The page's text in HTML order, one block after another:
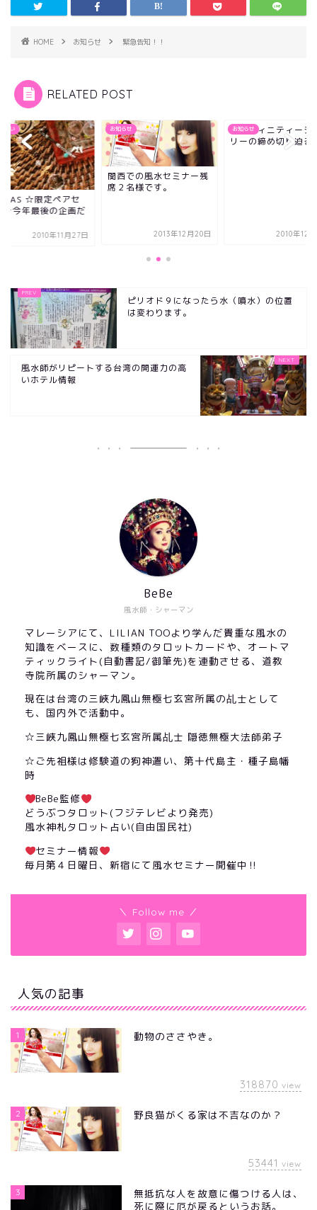
HOME お知らせ 緊急告知！！
RELATED POST
ない
☆限定ペアセ
☆今年最後の企画だ
2010年11月27日
お知らせ
関西での風水セミナー残
席２名様です。
2013年12月20日
お知らせ
インフィニティージ
リーの締め切り迫る
2010年12
ピリオド９になったら水（噴水）の位置
は変わります。
風水師がリピートする台湾の開運力の高
いホテル情報
風水師・シャーマン
BeBe
マレーシアにて、LILIAN TOOより学んだ貴重な風水の
知識をベースに、数種類のタロットカードや、オートマ
ティックライト(自動書記/御筆先)を連動させる、道教
寺院所属のシャーマン。
現在は台湾の三峽九鳳山無極七玄宮所属の乩士として
も、国内外で活動中。
☆三峽九鳳山無極七玄宮所属乩士 隠徳無極大法師弟子
☆ご先祖様は修験道の狗神遣い、第十代島主・種子島幡
時
BeBe監修
どうぶつタロット(フジテレビより発売)
風水神札タロット占い(自由国民社)
セミナー情報
毎月第４日曜日、新宿にて風水セミナー開催中‼︎
＼ Follow me ／
人気の記事
1 動物のささやき。
318870 view
2 野良猫がくる家は不吉なのか？
53441 view
3
無抵抗な人を故意に傷つける人は、
死に際に厄が戻るというお話。